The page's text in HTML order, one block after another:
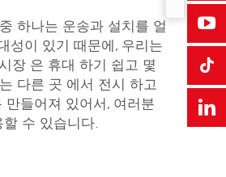
하나는 운송과 설치를 얼
성이 있기 때문에, 우리는
장 은 휴대 하기 쉽고 몇
다른 곳 에서 전시 하고
들어져 있어서, 여러분
수 있습니다.